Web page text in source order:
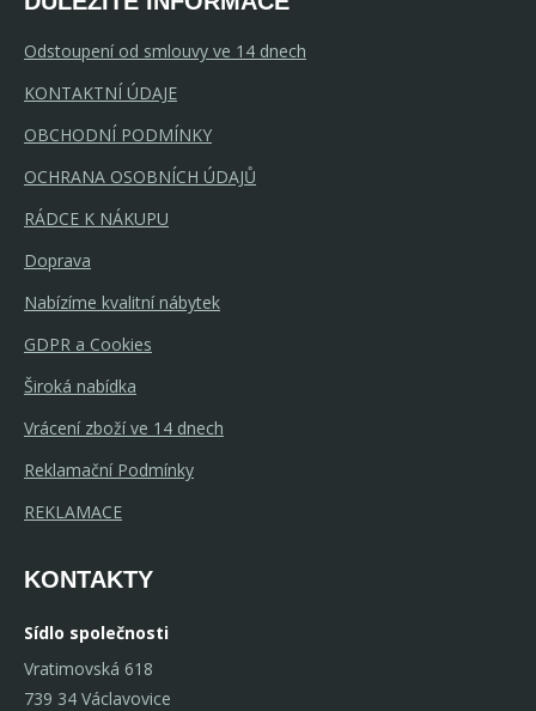
Odstoupení od smlouvy ve 14 dnech
KONTAKTNÍ ÚDAJE
OBCHODNÍ PODMÍNKY
OCHRANA OSOBNÍCH ÚDAJŮ
RÁDCE K NÁKUPU
Doprava
Nabízíme kvalitní nábytek
GDPR a Cookies
Široká nabídka
Vrácení zboží ve 14 dnech
Reklamační Podmínky
REKLAMACE
KONTAKTY
Sídlo společnosti
Vratimovská 618
739 34 Václavovice